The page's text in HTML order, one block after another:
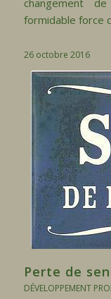
formidable force
26 octobre 2016
Perte de
DÉVELOPPEMENT